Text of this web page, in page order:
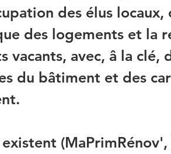
des élus
des logements et la
vacants, avec, â la
du bâtiment et des
existent